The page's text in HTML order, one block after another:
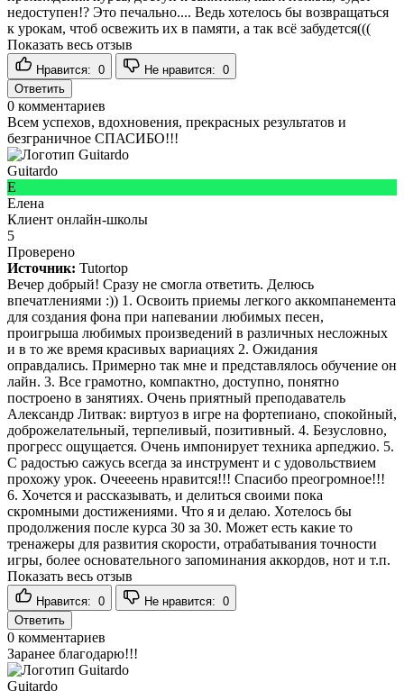
недоступен!? Это печально.... Ведь хотелось бы возвращаться
к урокам, чтоб освежить их в памяти, а так всё забудется(((
Показать весь отзыв
Нравится: 0 Не нравится: 0
Ответить
0 комментариев
Всем успехов, вдохновения, прекрасных результатов и
безграничное СПАСИБО!!!
Guitardo
Е
Елена
Клиент онлайн-школы
5
Проверено
Источник: Tutortop
Вечер добрый! Сразу не смогла ответить. Делюсь
впечатлениями :)) 1. Освоить приемы легкого аккомпанемента
для создания фона при напевании любимых песен,
проигрыша любимых произведений в различных несложных
и в то же время красивых вариациях 2. Ожидания
оправдались. Примерно так мне и представлялось обучение он
лайн. 3. Все грамотно, компактно, доступно, понятно
построено в занятиях. Очень приятный преподаватель
Александр Литвак: виртуоз в игре на фортепиано, спокойный,
доброжелательный, терпеливый, позитивный. 4. Безусловно,
прогресс ощущается. Очень импонирует техника арпеджио. 5.
С радостью сажусь всегда за инструмент и с удовольствием
прохожу урок. Очеееень нравится!!! Спасибо преогромное!!!
6. Хочется и рассказывать, и делиться своими пока
скромными достижениями. Что я и делаю. Хотелось бы
продолжения после курса 30 за 30. Может есть какие то
тренажеры для развития скорости, отрабатывания точности
игры, более основательного запоминания аккордов, нот и т.п.
Показать весь отзыв
Нравится: 0 Не нравится: 0
Ответить
0 комментариев
Заранее благодарю!!!
Guitardo